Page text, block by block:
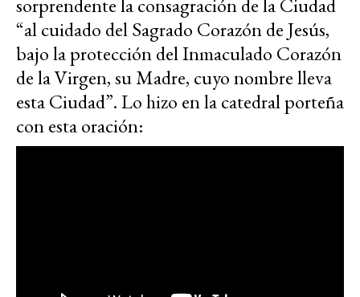
sorprendente la consagración de la Ciudad
“al cuidado del Sagrado Corazón de Jesús,
bajo la protección del Inmaculado Corazón
de la Virgen, su Madre, cuyo nombre lleva
esta Ciudad”. Lo hizo en la catedral porteña
con esta oración: